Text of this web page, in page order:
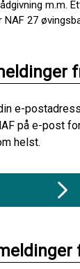
m.m.
27
e-
på e-post
helst.